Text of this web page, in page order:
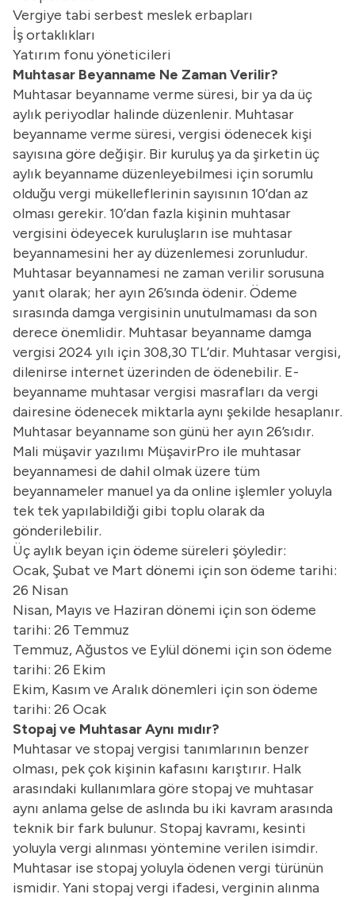
Vergiye tabi serbest meslek erbapları
İş ortaklıkları
Yatırım fonu yöneticileri
Muhtasar Beyanname Ne Zaman Verilir?
Muhtasar beyanname verme süresi, bir ya da üç
aylık periyodlar halinde düzenlenir. Muhtasar
beyanname verme süresi, vergisi ödenecek kişi
sayısına göre değişir. Bir kuruluş ya da şirketin üç
aylık beyanname düzenleyebilmesi için sorumlu
olduğu vergi mükelleflerinin sayısının 10’dan az
olması gerekir. 10’dan fazla kişinin muhtasar
vergisini ödeyecek kuruluşların ise muhtasar
beyannamesini her ay düzenlemesi zorunludur.
Muhtasar beyannamesi ne zaman verilir sorusuna
yanıt olarak; her ayın 26’sında ödenir. Ödeme
sırasında damga vergisinin unutulmaması da son
derece önemlidir. Muhtasar beyanname damga
vergisi 2024 yılı için 308,30 TL’dir. Muhtasar vergisi,
dilenirse internet üzerinden de ödenebilir. E-
beyanname muhtasar vergisi masrafları da vergi
dairesine ödenecek miktarla aynı şekilde hesaplanır.
Muhtasar beyanname son günü her ayın 26’sıdır.
Mali müşavir yazılımı MüşavirPro ile muhtasar
beyannamesi de dahil olmak üzere tüm
beyannameler manuel ya da online işlemler yoluyla
tek tek yapılabildiği gibi toplu olarak da
gönderilebilir.
Üç aylık beyan için ödeme süreleri şöyledir:
Ocak, Şubat ve Mart dönemi için son ödeme tarihi:
26 Nisan
Nisan, Mayıs ve Haziran dönemi için son ödeme
tarihi: 26 Temmuz
Temmuz, Ağustos ve Eylül dönemi için son ödeme
tarihi: 26 Ekim
Ekim, Kasım ve Aralık dönemleri için son ödeme
tarihi: 26 Ocak
Stopaj ve Muhtasar Aynı mıdır?
Muhtasar ve stopaj vergisi tanımlarının benzer
olması, pek çok kişinin kafasını karıştırır. Halk
arasındaki kullanımlara göre stopaj ve muhtasar
aynı anlama gelse de aslında bu iki kavram arasında
teknik bir fark bulunur. Stopaj kavramı, kesinti
yoluyla vergi alınması yöntemine verilen isimdir.
Muhtasar ise stopaj yoluyla ödenen vergi türünün
ismidir. Yani stopaj vergi ifadesi, verginin alınma